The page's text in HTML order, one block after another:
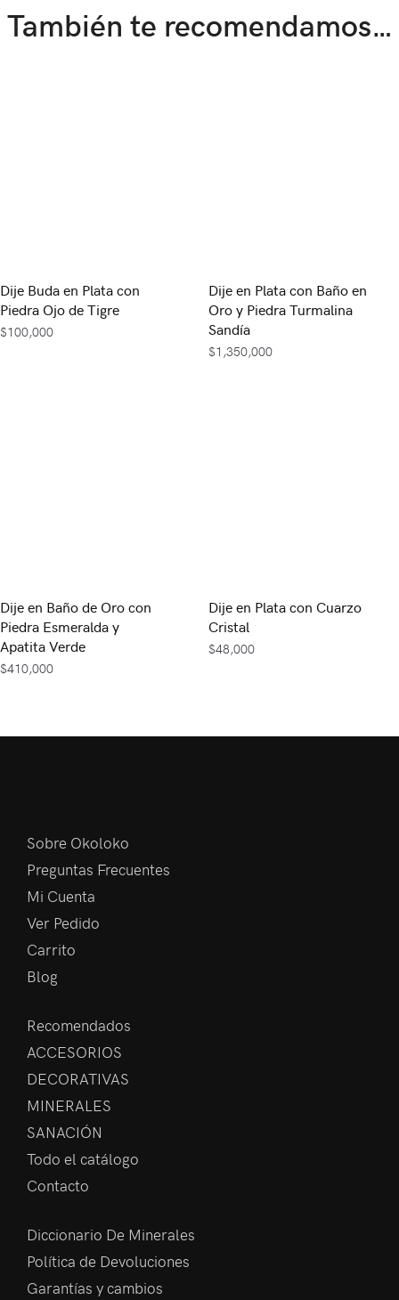
También te recomendamos…
Dije Buda en Plata con
Piedra Ojo de Tigre
$100,000
Dije en Plata con Baño en
Oro y Piedra Turmalina
Sandía
$1,350,000
Dije en Baño de Oro con
Piedra Esmeralda y
Apatita Verde
$410,000
Dije en Plata con Cuarzo
Cristal
$48,000
Sobre Okoloko
Preguntas Frecuentes
Mi Cuenta
Ver Pedido
Carrito
Blog
Recomendados
ACCESORIOS
DECORATIVAS
MINERALES
SANACIÓN
Todo el catálogo
Contacto
Diccionario De Minerales
Política de Devoluciones
Garantías y cambios